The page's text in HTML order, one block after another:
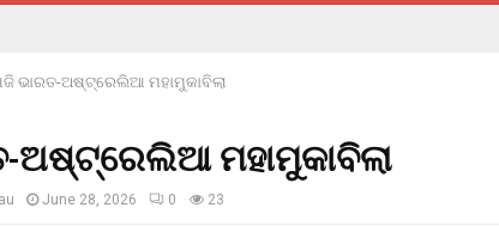
ଭାରତ-ଅଷ୍ଟ୍ରେଲିଆ ମହାମୁକାବିଲା
ମହାମୁକାବିଲା
June 28, 2026 0 23